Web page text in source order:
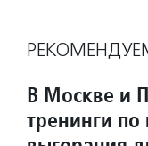
В Москве и
тренинги